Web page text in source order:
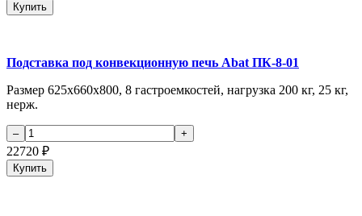
Купить
Подставка под конвекционную печь Abat ПК-8-01
Размер 625х660х800, 8 гастроемкостей, нагрузка 200 кг, 25 кг,
нерж.
22720 ₽
Купить